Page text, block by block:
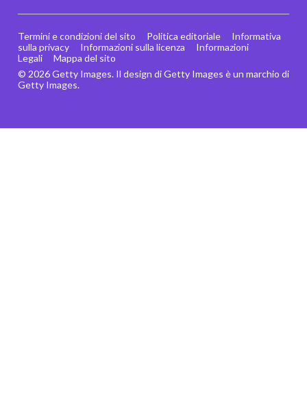
© 2026 Getty Images. Il design di Getty Images è un marchio di
Getty Images.
Termini e condizioni del sito Politica editoriale
Informativa
sulla privacy
Informazioni sulla licenza
Informazioni
Legali
Mappa del sito